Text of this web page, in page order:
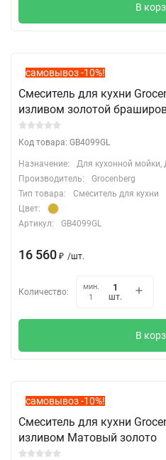
В
самовывоз -10%!
Смеситель для кухни
изливом золотой
Код товара: GB4099GL
Назначение:
Для кухонной
Производитель:
Grocenberg
Тип товара:
Смеситель для кухни
Цвет:
Артикул:
GB4099GL
16 560 ₽ /шт.
Количество:
мин.
1
шт.
В
самовывоз -10%!
Смеситель для кухни
изливом Матовый золото